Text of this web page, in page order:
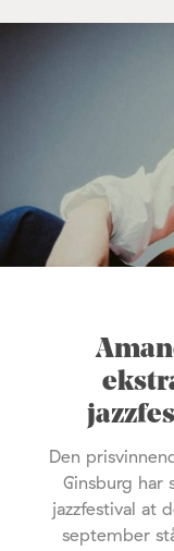
Den
Ginsburg har
jazzfestival at
september